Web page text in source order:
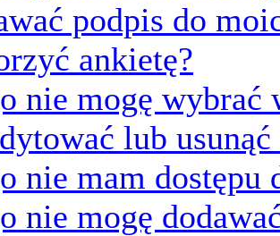
podpis do
ankietę?
nie mogę wybrać
lub usunąć
nie mam dostępu
nie mogę